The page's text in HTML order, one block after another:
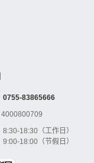
0755-83865666
4000800709
8:30-18:30（工作日）
9:00-18:00（节假日）